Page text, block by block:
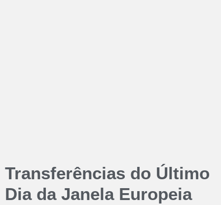
Transferências do Último
Dia da Janela Europeia